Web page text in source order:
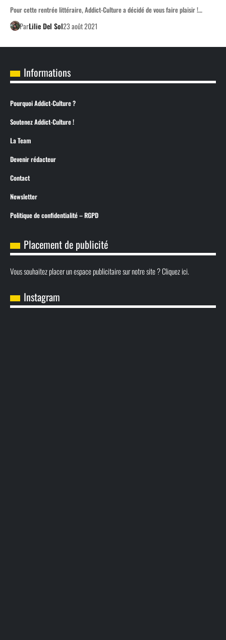
Pour cette rentrée littéraire, Addict-Culture a décidé de vous faire plaisir !…
ParLilie Del Sol23 août 2021
Informations
Pourquoi Addict-Culture ?
Soutenez Addict-Culture !
La Team
Devenir rédacteur
Contact
Newsletter
Politique de confidentialité – RGPD
Placement de publicité
Vous souhaitez placer un espace publicitaire sur notre site ? Cliquez ici.
Instagram